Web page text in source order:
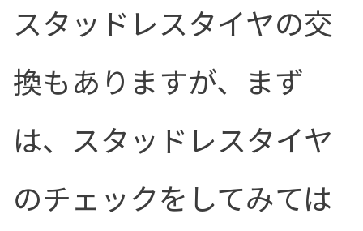
スタッドレスタイヤの交
換もありますが、まず
は、スタッドレスタイヤ
のチェックをしてみては